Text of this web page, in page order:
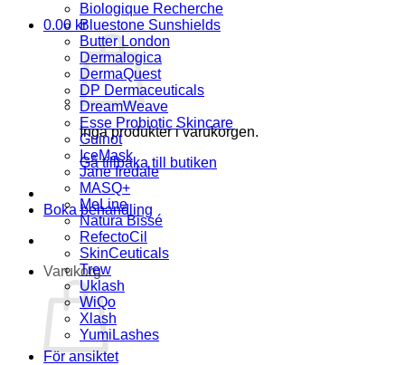
0.00 kr
Inga produkter i varukorgen.
Gå tillbaka till butiken
Boka behandling
Varukorg
Biologique Recherche
Bluestone Sunshields
Butter London
Dermalogica
DermaQuest
DP Dermaceuticals
DreamWeave
Esse Probiotic Skincare
Guinot
IceMask
Jane Iredale
MASQ+
MeLine
Natura Bissé
RefectoCil
SkinCeuticals
Trew
Uklash
WiQo
Xlash
YumiLashes
För ansiktet